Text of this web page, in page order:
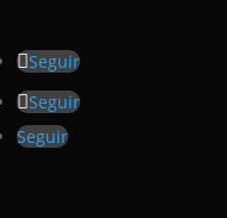
Seguir
Seguir
Seguir